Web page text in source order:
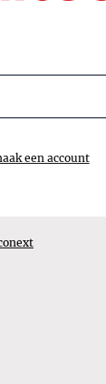
een account